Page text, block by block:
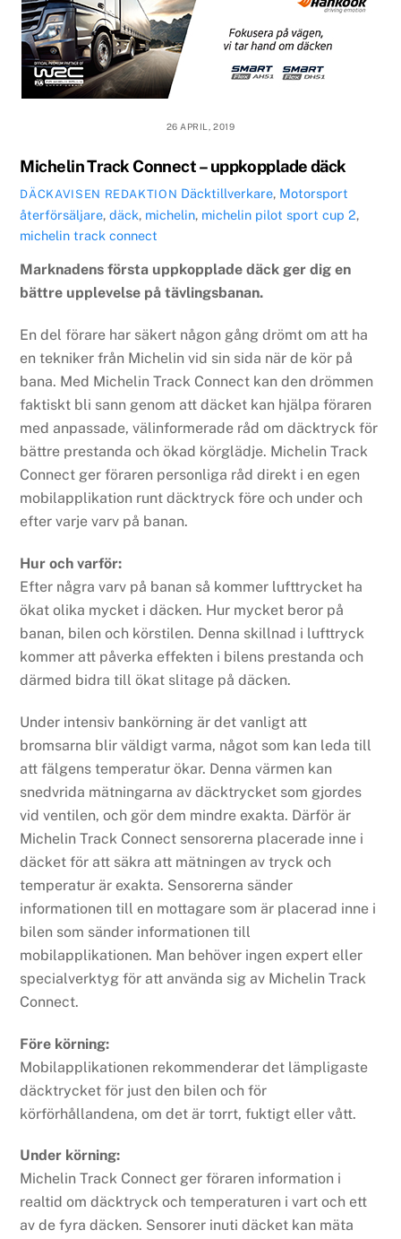
26 APRIL, 2019
Michelin Track Connect – uppkopplade däck
DÄCKAVISEN REDAKTION Däcktillverkare, Motorsport
återförsäljare,däck, michelin, michelin pilot sport cup 2,
michelin track connect
Marknadens första uppkopplade däck ger dig en
bättre upplevelse på tävlingsbanan.
En del förare har säkert någon gång drömt om att ha
en tekniker från Michelin vid sin sida när de kör på
bana. Med Michelin Track Connect kan den drömmen
faktiskt bli sann genom att däcket kan hjälpa föraren
med anpassade, välinformerade råd om däcktryck för
bättre prestanda och ökad körglädje. Michelin Track
Connect ger föraren personliga råd direkt i en egen
mobilapplikation runt däcktryck före och under och
efter varje varv på banan.
Hur och varför:
Efter några varv på banan så kommer lufttrycket ha
ökat olika mycket i däcken. Hur mycket beror på
banan, bilen och körstilen. Denna skillnad i lufttryck
kommer att påverka effekten i bilens prestanda och
därmed bidra till ökat slitage på däcken.
Under intensiv bankörning är det vanligt att
bromsarna blir väldigt varma, något som kan leda till
att fälgens temperatur ökar. Denna värmen kan
snedvrida mätningarna av däcktrycket som gjordes
vid ventilen, och gör dem mindre exakta. Därför är
Michelin Track Connect sensorerna placerade inne i
däcket för att säkra att mätningen av tryck och
temperatur är exakta. Sensorerna sänder
informationen till en mottagare som är placerad inne i
bilen som sänder informationen till
mobilapplikationen. Man behöver ingen expert eller
specialverktyg för att använda sig av Michelin Track
Connect.
Före körning:
Mobilapplikationen rekommenderar det lämpligaste
däcktrycket för just den bilen och för
körförhållandena, om det är torrt, fuktigt eller vått.
Under körning:
Michelin Track Connect ger föraren information i
realtid om däcktryck och temperaturen i vart och ett
av de fyra däcken. Sensorer inuti däcket kan mäta